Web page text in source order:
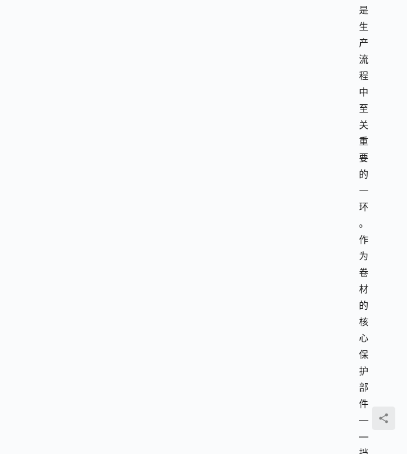
是
生
产
流
程
中
至
关
重
要
的
一
环
。
作
为
卷
材
的
核
心
保
护
部
件
—
—